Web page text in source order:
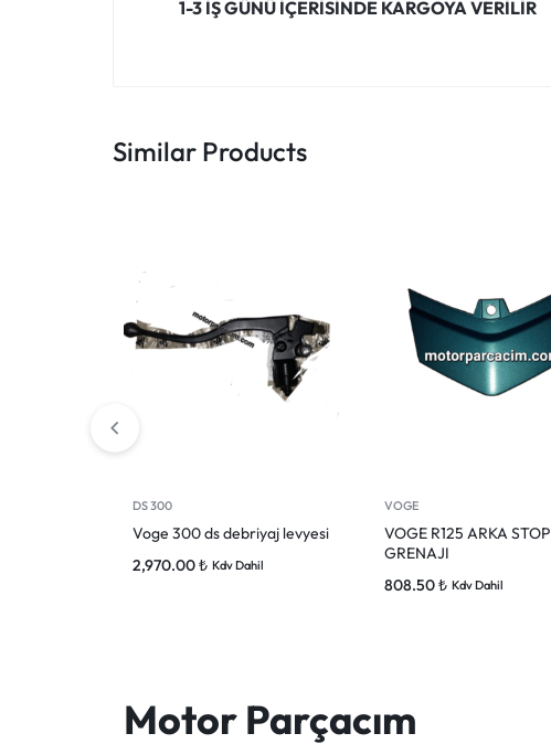
1-3 İŞ GÜNÜ İÇERİSİNDE KARGOYA VERİLİR
Similar Products
DS 300
Voge 300 ds debriyaj levyesi
2,970.00₺ Kdv Dahil
VOGE
VOGE R125 ARKA STOP
GRENAJI
808.50₺ Kdv Dahil
Motor Parçacım